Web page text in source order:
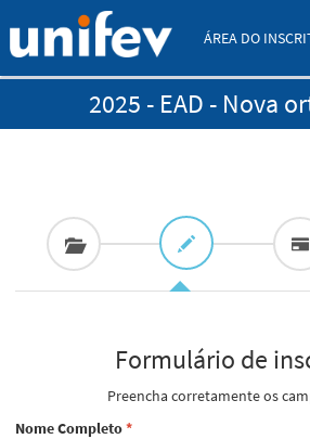
ÁREA DO
2025 - EAD - Nova
Formulário de
Preencha corretamente os
Nome Completo*